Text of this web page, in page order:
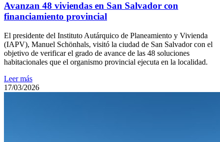
Avanzan 48 viviendas en San Salvador con
financiamiento provincial
El presidente del Instituto Autárquico de Planeamiento y Vivienda
(IAPV), Manuel Schönhals, visitó la ciudad de San Salvador con el
objetivo de verificar el grado de avance de las 48 soluciones
habitacionales que el organismo provincial ejecuta en la localidad.
Leer más
17/03/2026